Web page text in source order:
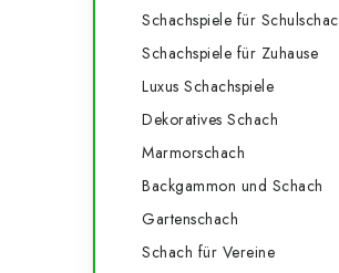
Schachspiele für
Schachspiele für Zuhause
Luxus Schachspiele
Dekoratives Schach
Marmorschach
Backgammon und Schach
Gartenschach
Schach für Vereine